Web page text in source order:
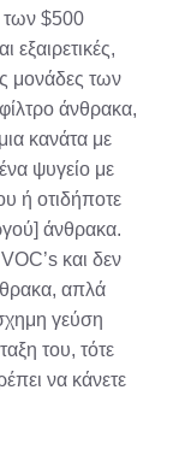
των $500
εξαιρετικές,
μονάδες των
άνθρακα,
κανάτα με
ψυγείο με
ή οτιδήποτε
άνθρακα.
και δεν
απλά
γεύση
του, τότε
να κάνετε